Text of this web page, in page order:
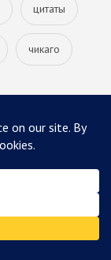
цитаты
чикаго